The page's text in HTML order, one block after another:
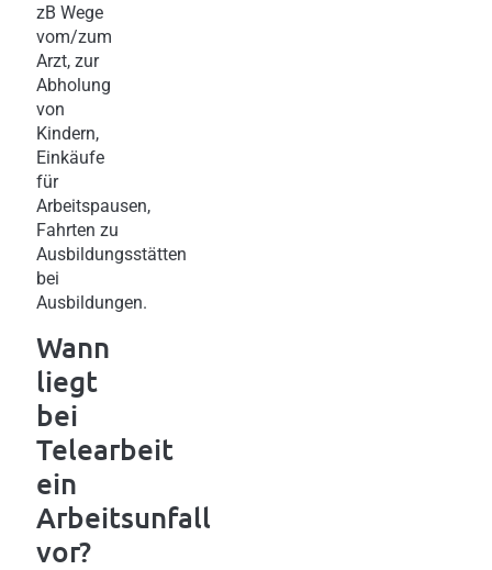
zB Wege
vom/zum
Arzt, zur
Abholung
von
Kindern,
Einkäufe
für
Arbeitspausen,
Fahrten zu
Ausbildungsstätten
bei
Ausbildungen.
Wann
liegt
bei
Telearbeit
ein
Arbeitsunfall
vor?